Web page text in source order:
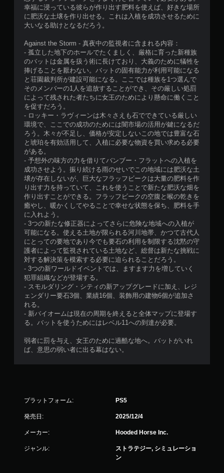
幸福に浸っている彼らが作り出す肥料を使えば、好きな場所
に肥沃な土壌を作り出せる。これは入植を成功させるために
大いなる助けとなるだろう。
Against the Storm - 真夜中の監視者に含まれる内容：
- 孤立した地下のホールでたくましく、厳格に育った新種族
のバットは金属を扱う術に長けており、大義のために犠牲を
捧げることを厭わない。バットの固有能力が利用可能になる
と荘園裁判所が建設可能になる。ここでは種族を1つ選んで
そのメンバーの1人を追放することができ、その厳しい処罰
によって残された者たちに女王のためにより懸命に働くこと
を促すだろう。
- ロッキー・ラヴィーンは木々さえも石でできている厳しい
環境で、ここでの成功のためには闇市場の活用が鍵になるだ
ろう。木々が不足し、価格が安定しないこの地では豊富な石
と琥珀を有効活用して、入植に必要な物資を買い求める必要
がある。
- 予想外の味方の力を借りてバンブー・フラットへの入植を
成功させよう。振り続ける雨のせいでこの地域には肥沃な土
壌が存在しないが、巨大なフラッフビークは大量の肥料を作
り出す力を持っていて、これを使うことで新たな肥沃な畑を
作り出すことができる。フラッフビークの空腹と喉の乾きを
癒やし、暖かくしてやることで幸せな状態を保ち、肥料を手
に入れよう。
- 3つの新たな修正器によってさらに危険な地域への入植が
可能になる。使える土地が限られる河川地帯、かつて古代人
にとっての要地であり今でも要石の利用を制限する沈黙の守
護者によって監視されている土地など、総督は新たな挑戦に
対する解決策を模索する必要に迫られることだろう。
- 3つの新ワールドイベントでは、ますます力を増していく
犯罪組織などが登場する。
- スモルダリング・シティの新アップグレードに加え、レジ
ェンダリー要石3個、業績16個、装飾用の建物6個が追加さ
れる。
- 新バイオームは現在の周期を終えると全体マップに登場す
る。バットを使うためにはレベル11への到達が必要。
弱者に罰を与え、女王のために過酷な地へ。バットがいれ
ば、意思の弱い者に出る幕はない。
プラットフォーム: PS5
発売日: 2025/12/4
メーカー: Hooded Horse Inc.
ジャンル:
ストラテジー, シミュレーショ
ン